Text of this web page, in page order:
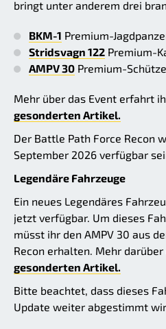
bringt unter anderem drei
BKM-1 Premium-
Stridsvagn 122 Premium-
AMPV 30 Premium-
Mehr über das Event erfahrt
gesonderten Artikel.
Der Battle Path Force Recon
September 2026 verfügbar
Legendäre Fahrzeuge
Ein neues Legendäres
jetzt verfügbar. Um dieses
müsst ihr den AMPV 30 aus
Recon erhalten. Mehr
gesonderten Artikel.
Bitte beachtet, dass dieses
Update weiter abgestimmt